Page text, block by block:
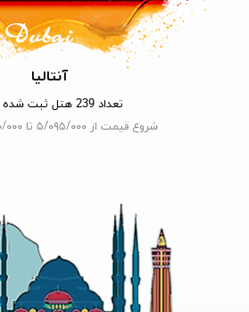
آنتالیا
تعداد 239 هتل ثبت شده است
شروع قیمت از ۵/۰۹۵/۰۰۰ تا ۵/۸۵۰/۰۰۰ تومان